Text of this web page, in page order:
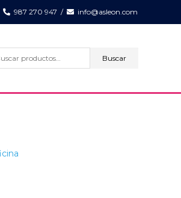
987 270 947 / info@asleon.com
Buscar